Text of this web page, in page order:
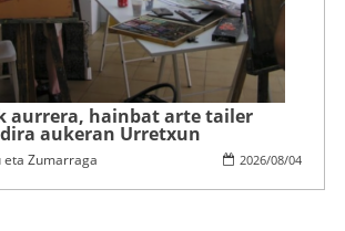
aurrera, hainbat arte tailer
aukeran Urretxun
2026/08/04
eta Zumarraga